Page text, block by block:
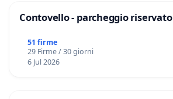
Contovello - parcheggio
51 firme
29 Firme / 30 giorni
6 Jul 2026